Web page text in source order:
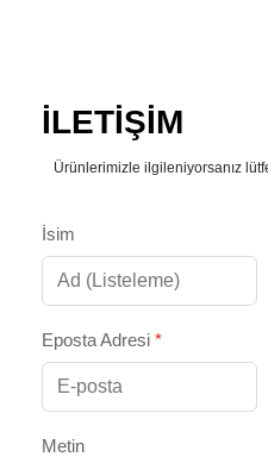
İLETİŞİM
Ürünlerimizle ilgileniyorsanız
İsim
Eposta Adresi *
Metin